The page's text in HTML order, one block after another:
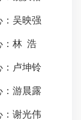
吴映强
：林 浩
卢坤铃
游晨露
谢光伟